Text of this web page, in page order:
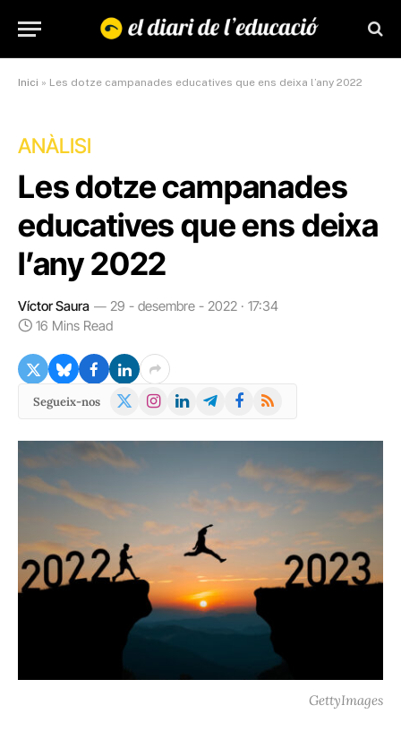
Inici » Les dotze campanades educatives que ens deixa l’any 2022
ANÀLISI
Les dotze campanades
educatives que ens deixa
l’any 2022
Víctor Saura
29 - desembre - 2022 · 17:34
16 Mins Read
Segueix-nos
X
Instagram
LinkedInTelegramFacebook
RSS
GettyImages